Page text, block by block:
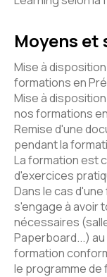
Moyens
Mise à
formations en
Mise à
nos formations
Remise d'une
pendant la
La formation est
d'exercices
Dans le cas
s'engage à avoir
nécessaires
Paperboard...)
formation
le programme de